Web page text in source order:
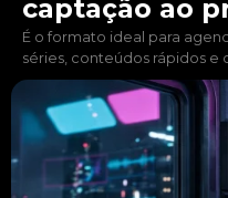
captação ao
É o formato ideal para
séries, conteúdos rápidos e